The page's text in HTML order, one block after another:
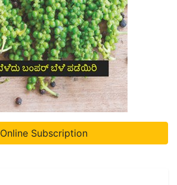
Online Subscription